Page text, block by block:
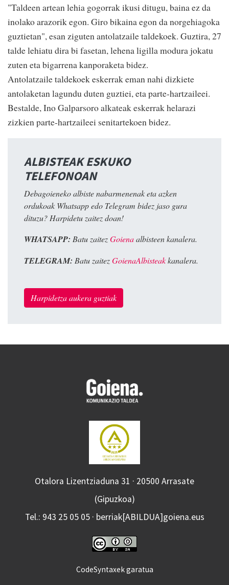
"Taldeen artean lehia gogorrak ikusi ditugu, baina ez da
inolako arazorik egon. Giro bikaina egon da norgehiagoka
guztietan", esan ziguten antolatzaile taldekoek. Guztira, 27
talde lehiatu dira bi fasetan, lehena ligilla modura jokatu
zuten eta bigarrena kanporaketa bidez.
Antolatzaile taldekoek eskerrak eman nahi dizkiete
antolaketan lagundu duten guztiei, eta parte-hartzaileei.
Bestalde, Ino Galparsoro alkateak eskerrak helarazi
zizkien parte-hartzaileei senitartekoen bidez.
ALBISTEAK ESKUKO
TELEFONOAN
Debagoieneko albiste nabarmenenak eta azken
ordukoak Whatsapp edo Telegram bidez jaso gura
dituzu? Harpidetu zaitez doan!
WHATSAPP: Batu zaitezGoienaalbisteen kanalera.
TELEGRAM: Batu zaitezGoienaAlbisteakkanalera.
Harpidetza aukera guztiak
Otalora Lizentziaduna 31 · 20500 Arrasate
(Gipuzkoa)
Tel.: 943 25 05 05 · berriak[ABILDUA]goiena.eus
CodeSyntaxek garatua